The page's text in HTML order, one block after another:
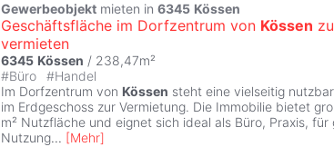
Gewerbeobjekt mieten in 6345 Kössen
Geschäftsfläche im Dorfzentrum von Kössen zu
vermieten
6345 Kössen / 238,47m²
#Büro #Handel
Im Dorfzentrum von Kössen steht eine vielseitig
im Erdgeschoss zur Vermietung. Die Immobilie bietet
m² Nutzfläche und eignet sich ideal als Büro, Praxis, für
Nutzung... [Mehr]